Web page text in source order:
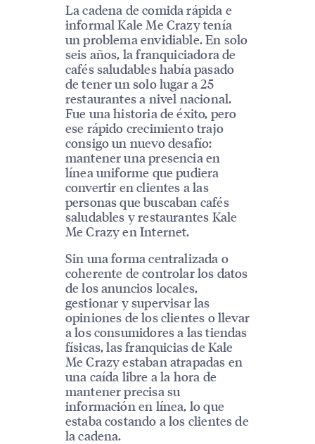
La cadena de comida rápida e
informal Kale Me Crazy tenía
un problema envidiable. En solo
seis años, la franquiciadora de
cafés saludables había pasado
de tener un solo lugar a 25
restaurantes a nivel nacional.
Fue una historia de éxito, pero
ese rápido crecimiento trajo
consigo un nuevo desafío:
mantener una presencia en
línea uniforme que pudiera
convertir en clientes a las
personas que buscaban cafés
saludables y restaurantes Kale
Me Crazy en Internet.
Sin una forma centralizada o
coherente de controlar los datos
de los anuncios locales,
gestionar y supervisar las
opiniones de los clientes o llevar
a los consumidores a las tiendas
físicas, las franquicias de Kale
Me Crazy estaban atrapadas en
una caída libre a la hora de
mantener precisa su
información en línea, lo que
estaba costando a los clientes de
la cadena.